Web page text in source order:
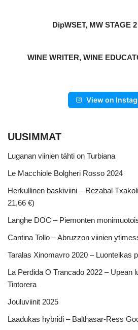
DipWSET, MW STAGE
WINE WRITER, WINE
View on
UUSIMMAT
Luganan viinien tähti on Turbiana
Le Macchiole Bolgheri Rosso 2024
Herkullinen baskiviini – Rezabal
21,66 €)
Langhe DOC – Piemonten
Cantina Tollo – Abruzzon viinien
Taralas Xinomavro 2020 – Luonteikas
La Perdida O Trancado 2022 – Upean
Tintorera
Jouluviinit 2025
Laadukas hybridi – Balthasar-Ress